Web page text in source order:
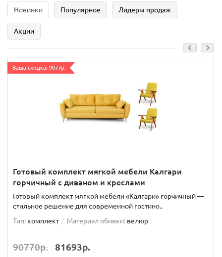
Новинки Популярное Лидеры продаж
Акции
Ваша скидка: 9077р.
Готовый комплект мягкой мебели Калгари
горчичный с диваном и креслами
Готовый комплект мягкой мебели «Калгари» горчичный —
стильное решение для современной гостино..
Тип: комплект Материал обивки: велюр
90770р. 81693р.